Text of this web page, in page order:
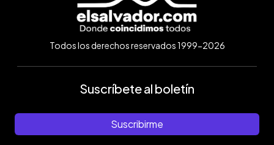
Todos los derechos reservados 1999-2026
Suscríbete al boletín
Suscribirme